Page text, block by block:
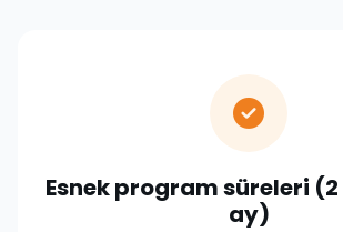
Esnek program süreleri
ay)